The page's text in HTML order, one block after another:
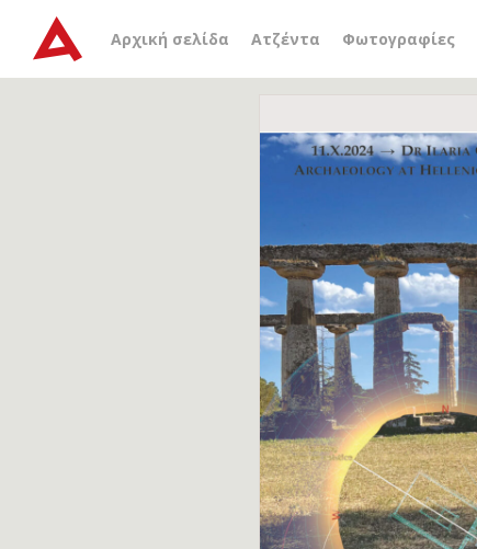
Αρχική σελίδα Ατζέντα Φωτογραφίες